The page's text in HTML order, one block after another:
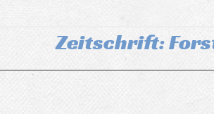
Zeitschrift: